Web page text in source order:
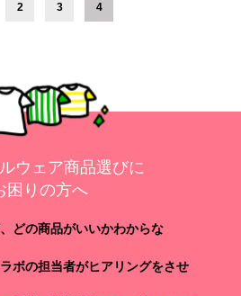
2 3 4
ウェア商品選びに
困りの方へ
どの商品がいいかわからな
ボの担当者がヒアリングをさせ